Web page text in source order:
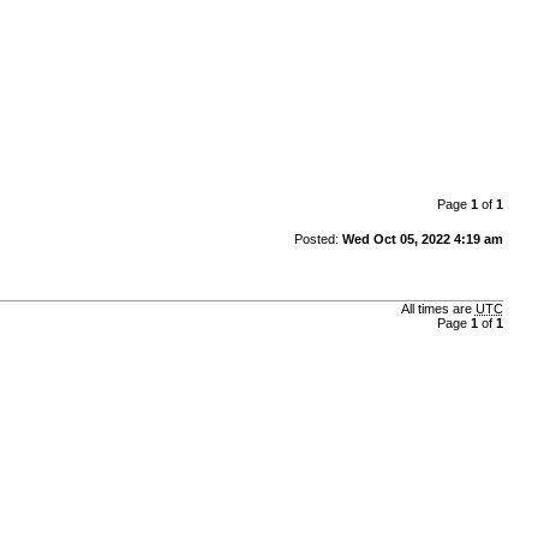
Page 1of 1
Posted: Wed Oct 05, 2022 4:19 am
All times are UTC
Page 1of 1